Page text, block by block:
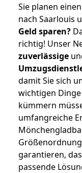
Sie planen
nach Saarlouis
Geld sparen?
richtig! Unser
zuverlässige
damit Sie sich
wichtigen
kümmern
umfangreiche
garantieren,
passende